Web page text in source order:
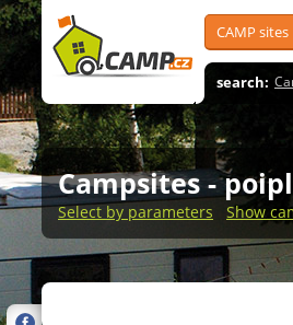
CAMP sites
search:
Campsites -
Select by parameters Show